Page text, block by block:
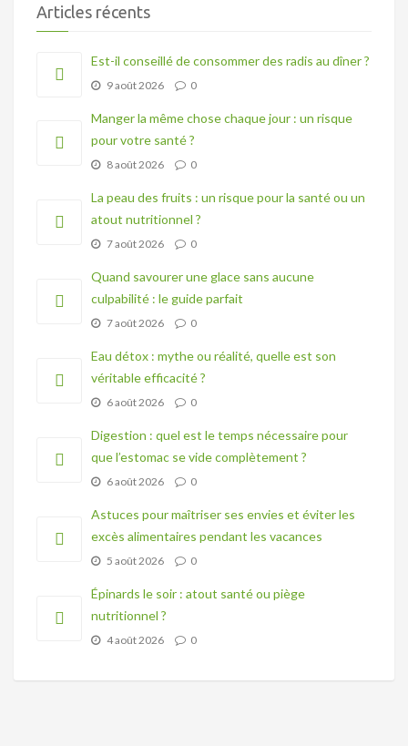
Articles récents
Est-il conseillé de consommer des radis au dîner ?
9 août 2026 0
Manger la même chose chaque jour : un risque
pour votre santé ?
8 août 2026 0
La peau des fruits : un risque pour la santé ou un
atout nutritionnel ?
7 août 2026 0
Quand savourer une glace sans aucune
culpabilité : le guide parfait
7 août 2026 0
Eau détox : mythe ou réalité, quelle est son
véritable efficacité ?
6 août 2026 0
Digestion : quel est le temps nécessaire pour
que l’estomac se vide complètement ?
6 août 2026 0
Astuces pour maîtriser ses envies et éviter les
excès alimentaires pendant les vacances
5 août 2026 0
Épinards le soir : atout santé ou piège
nutritionnel ?
4 août 2026 0